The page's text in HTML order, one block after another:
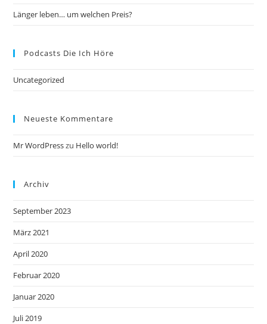
Länger leben… um welchen Preis?
Podcasts Die Ich Höre
Uncategorized
Neueste Kommentare
Mr WordPresszu Hello world!
Archiv
September 2023
März 2021
April 2020
Februar 2020
Januar 2020
Juli 2019